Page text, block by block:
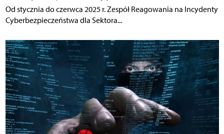
Od stycznia do czerwca 2025 r. Zespół Reagowania na Incydenty
Cyberbezpieczeństwa dla Sektora...